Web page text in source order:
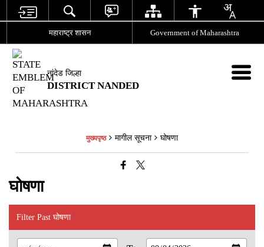
महाराष्ट्र शासन Government of Maharashtra
नांदेड जिल्हा
DISTRICT NANDED
मुख्यपृष्ठ मागील सूचना घोषणा
घोषणा
Filter Past घोषणा